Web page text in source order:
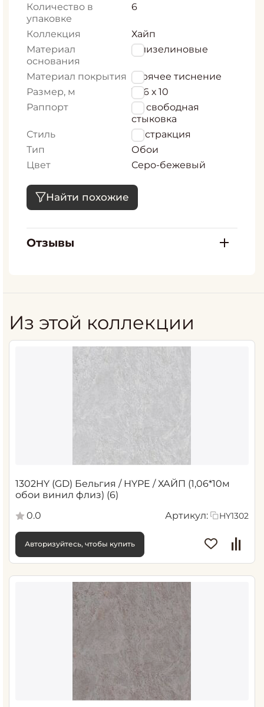
Количество в
упаковке
6
Коллекция
Хайп
Материал
основания
Флизелиновые
Материал покрытия Горячее тиснение
Размер, м
1,06 х 10
Раппорт
64 свободная
стыковка
Стиль
Абстракция
Тип
Обои
Цвет
Серо-бежевый
Найти похожие
Отзывы
Из этой коллекции
1302HY (GD) Бельгия / HYPE / ХАЙП (1,06*10м
обои винил флиз) (6)
0.0
Артикул: HY1302
Авторизуйтесь, чтобы купить